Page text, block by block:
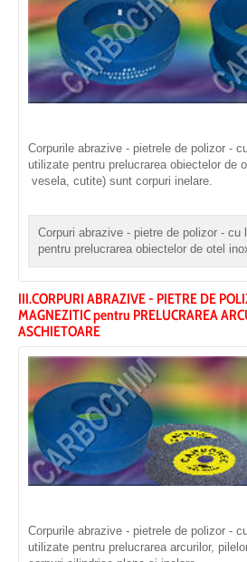
Corpurile abrazive - pietrele de polizor -
utilizate pentru prelucrarea obiectelor de
vesela, cutite) sunt corpuri inelare.
Corpuri abrazive - pietre de polizor - cu
pentru prelucrarea obiectelor de otel
III.CORPURI ABRAZIVE - PIETRE DE
MAGNEZITIC pentru PRELUCRAREA
ASCHIETOARE
Corpurile abrazive - pietrele de polizor -
utilizate pentru prelucrarea arcurilor,